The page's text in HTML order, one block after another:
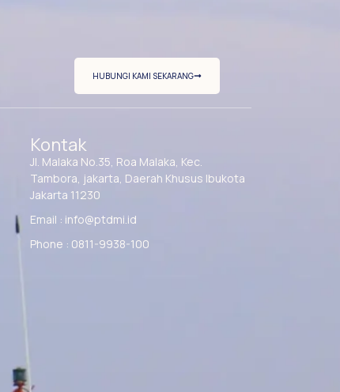
HUBUNGI KAMI SEKARANG
Kontak
Jl. Malaka No.35, Roa Malaka, Kec.
Tambora, jakarta, Daerah Khusus Ibukota
Jakarta 11230
Email : info@ptdmi.id
Phone : 0811-9938-100